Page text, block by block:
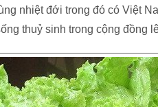
nhiệt đới trong đó có Việt
thuỷ sinh trong cộng đồng